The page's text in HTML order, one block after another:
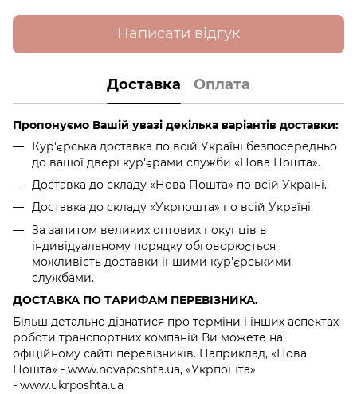
Написати відгук
Доставка Оплата
Пропонуємо Вашій увазі декілька варіантів доставки:
Кур'єрська доставка по всій Україні безпосередньо
до вашої двері кур'єрами служби «Нова Пошта».
Доставка до складу «Нова Пошта» по всій Україні.
Доставка до складу «Укрпошта» по всій Україні.
За запитом великих оптових покупців в
індивідуальному порядку обговорюється
можливість доставки іншими кур'єрськими
службами.
ДОСТАВКА ПО ТАРИФАМ ПЕРЕВІЗНИКА.
Більш детально дізнатися про терміни і інших аспектах
роботи транспортних компаній Ви можете на
офіційному сайті перевізників. Наприклад, «Нова
Пошта» - www.novaposhta.ua, «Укрпошта»
- www.ukrposhta.ua